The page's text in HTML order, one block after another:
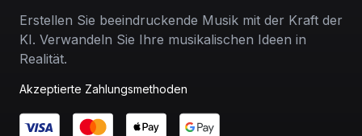
Erstellen Sie beeindruckende Musik mit der Kraft der
KI. Verwandeln Sie Ihre musikalischen Ideen in
Realität.
Akzeptierte Zahlungsmethoden